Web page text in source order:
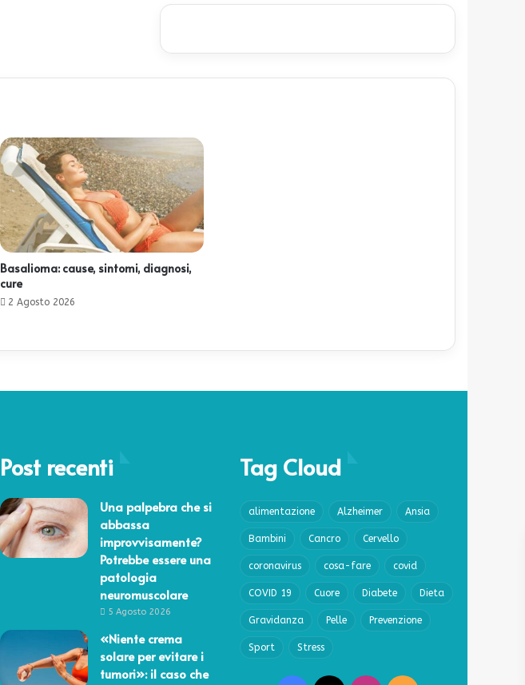
Basalioma: cause, sintomi, diagnosi,
cure
2 Agosto 2026
Post recenti
Una palpebra che si
abbassa
improvvisamente?
Potrebbe essere una
patologia
neuromuscolare
5 Agosto 2026
«Niente crema
solare per evitare i
tumori»: il caso che
Tag Cloud
alimentazione Alzheimer Ansia
Bambini Cancro Cervello
coronavirus cosa-fare covid
COVID 19 Cuore Diabete Dieta
Gravidanza Pelle Prevenzione
Sport Stress